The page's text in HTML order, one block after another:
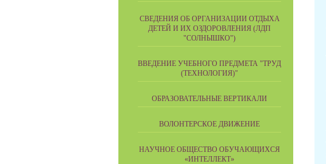
СВЕДЕНИЯ ОБ ОРГАНИЗАЦИИ ОТДЫХА
ДЕТЕЙ И ИХ ОЗДОРОВЛЕНИЯ (ЛДП
"СОЛНЫШКО")
ВВЕДЕНИЕ УЧЕБНОГО ПРЕДМЕТА "ТРУД
(ТЕХНОЛОГИЯ)"
ОБРАЗОВАТЕЛЬНЫЕ ВЕРТИКАЛИ
ВОЛОНТЕРСКОЕ ДВИЖЕНИЕ
НАУЧНОЕ ОБЩЕСТВО ОБУЧАЮЩИХСЯ
«ИНТЕЛЛЕКТ»